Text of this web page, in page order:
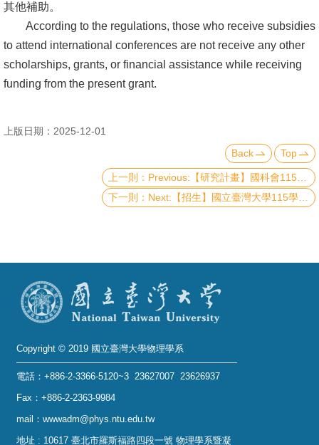
其他補助。
According to the regulations, those who receive subsidies
to attend international conferences are not receive any other
scholarships, grants, or financial assistance while receiving
funding from the present grant.
上版日期：2025-12-01
Back
Top
Previous:【研究計畫】國科會115年度《大專學生研究計畫》申請送件須知
Next:【招生】國立臺灣大學115學年度博士班甄試招生簡章暨網路報名系統
Copyright © 2019 國立臺灣大學物理學系
電話：+886-2-3366-5120~3 23627007 23626937
Fax：+886-2-2363-9984
mail：wwwadm@phys.ntu.edu.tw
地址 : 10617 臺北市羅斯福路四段一號 物理學系暨凝